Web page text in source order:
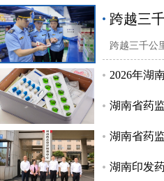
跨越三
跨越三千公
2026年湖
湖南省药
湖南省药
湖南印发